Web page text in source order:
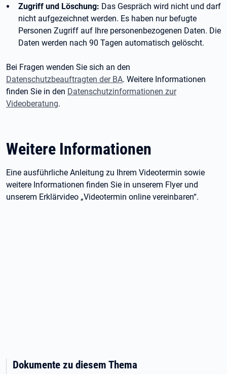
Zugriff und Löschung: Das Gespräch wird nicht und darf
nicht aufgezeichnet werden. Es haben nur befugte
Personen Zugriff auf Ihre personenbezogenen Daten. Die
Daten werden nach 90 Tagen automatisch gelöscht.
Bei Fragen wenden Sie sich an den
Datenschutzbeauftragten der BA. Weitere Informationen
finden Sie in den Datenschutzinformationen zur
Videoberatung.
Weitere Informationen
Eine ausführliche Anleitung zu Ihrem Videotermin sowie
weitere Informationen finden Sie in unserem Flyer und
unserem Erklärvideo ­„Videotermin online vereinbaren“.
Dokumente zu diesem Thema